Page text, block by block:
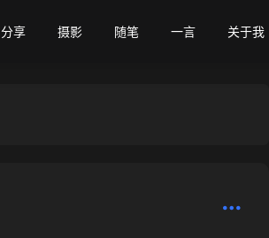
分享 摄影 随笔 一言 关于我